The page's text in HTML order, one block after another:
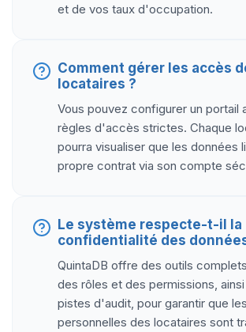
et de vos taux d'occupation.
Comment gérer les accès
locataires ?
Vous pouvez configurer un portail
règles d'accès strictes. Chaque
pourra visualiser que les données
propre contrat via son compte
Le système respecte-t-il la
confidentialité des données
QuintaDB offre des outils
des rôles et des permissions,
pistes d'audit, pour garantir que
personnelles des locataires sont